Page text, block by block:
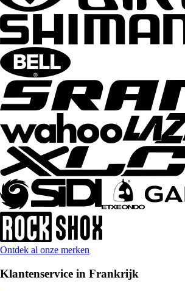
Ontdek al onze merken
Klantenservice in Frankrijk